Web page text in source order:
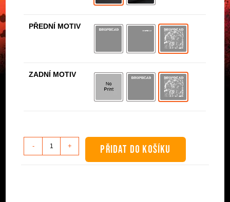
PŘEDNÍ MOTIV
ZADNÍ MOTIV
dětská
- + PŘIDAT DO KOŠÍKU